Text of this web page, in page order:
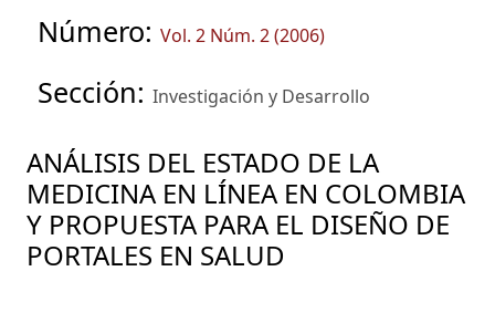
Número: Vol. 2 Núm. 2 (2006)
Sección: Investigación y Desarrollo
ANÁLISIS DEL ESTADO DE LA
MEDICINA EN LÍNEA EN COLOMBIA
Y PROPUESTA PARA EL DISEÑO DE
PORTALES EN SALUD